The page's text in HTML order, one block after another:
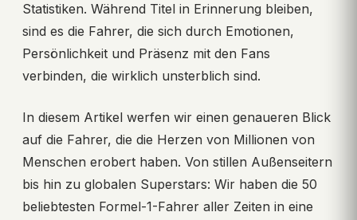
Statistiken. Während Titel in Erinnerung bleiben,
sind es die Fahrer, die sich durch Emotionen,
Persönlichkeit und Präsenz mit den Fans
verbinden, die wirklich unsterblich sind.
In diesem Artikel werfen wir einen genaueren Blick
auf die Fahrer, die die Herzen von Millionen von
Menschen erobert haben. Von stillen Außenseitern
bis hin zu globalen Superstars: Wir haben die 50
beliebtesten Formel-1-Fahrer aller Zeiten in eine